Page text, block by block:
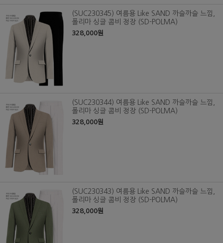
(SUC230345) 여름용 Like SAND 까슬까슬 느낌,
폴리마 싱글 콤비 정장 (SD-POLMA)
328,000원
(SUC230344) 여름용 Like SAND 까슬까슬 느낌,
폴리마 싱글 콤비 정장 (SD-POLMA)
328,000원
(SUC230343) 여름용 Like SAND 까슬까슬 느낌,
폴리마 싱글 콤비 정장 (SD-POLMA)
328,000원